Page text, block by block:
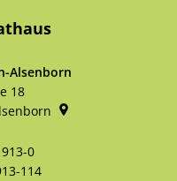
Alsenborn
18
0
114